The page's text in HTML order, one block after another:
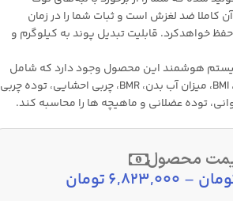
کاملا ضد لغزش است و ثبات شما را در زمان
خواهد‌کرد. قابلیت تبدیل پوند به کیلوگرم و
سیستم هوشمند این محصول وجود دارد که شامل
اندازه گیری وزن، میزان چربی بدن، BMI، میزان آب بدن، BMR، چربی احشایی، توده چربی
توده عضلانی و ماهیچه ها را محاسبه کند.
محصول
–
6,823,000تومان